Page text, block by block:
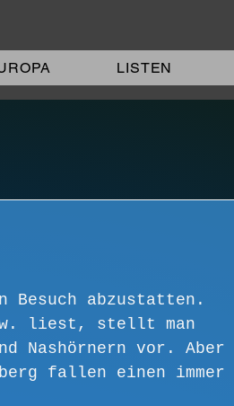
LISTEN
Besuch abzustatten.
liest, stellt man
Nashörnern vor. Aber
fallen einen immer